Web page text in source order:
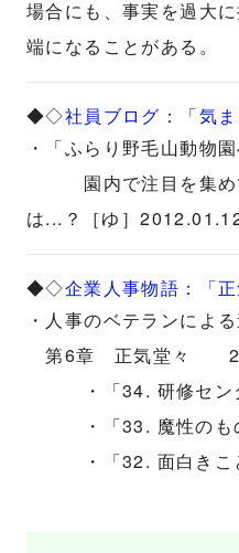
場合にも、事実を過大
端になることがある。
◆◇社員ブログ：「気ま
・「ふらり野毛山動物
園内で注目を集め
は...？［ゆ］
◆◇企業人事物語：「
・人事のベテランによ
第6章 正気堂々
・「34. 研修セン
・「33. 魔性のも
・「32. 面白きこ